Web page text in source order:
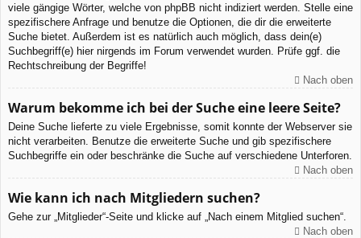
viele gängige Wörter, welche von phpBB nicht indiziert werden. Stelle eine
spezifischere Anfrage und benutze die Optionen, die dir die erweiterte
Suche bietet. Außerdem ist es natürlich auch möglich, dass dein(e)
Suchbegriff(e) hier nirgends im Forum verwendet wurden. Prüfe ggf. die
Rechtschreibung der Begriffe!
Nach oben
Warum bekomme ich bei der Suche eine leere Seite?
Deine Suche lieferte zu viele Ergebnisse, somit konnte der Webserver sie
nicht verarbeiten. Benutze die erweiterte Suche und gib spezifischere
Suchbegriffe ein oder beschränke die Suche auf verschiedene Unterforen.
Nach oben
Wie kann ich nach Mitgliedern suchen?
Gehe zur „Mitglieder“-Seite und klicke auf „Nach einem Mitglied suchen“.
Nach oben